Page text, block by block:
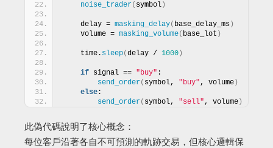
noise_trader( symbol )
    delay =
masking_delay( base_delay_ms )
    volume =
masking_volume( base_lot )
    time.
sleep( delay / 1000 )
if signal == "buy" :
send_order( symbol, "buy", volume )
else :
send_order( symbol, "sell", volume )
此偽代碼說明了核心概念：
每位客戶沿著各自不可預測的軌跡交易，但核心邏輯保